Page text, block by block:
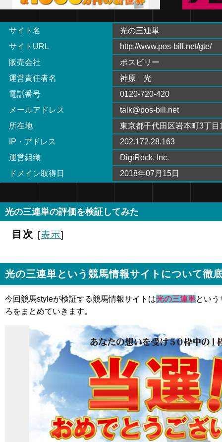
サイト名
光の三連単
サイトURL
http://www.pos-bill.net/gte/
販売会社
ポスビリー
運営責任者名
神原 光
電話番号
0120-720-420
メールアドレス
talk@pos-bill.net
所在地
東京都千代田区岩本町3丁目
IP・アドレス
202.172.28.163
運営組織
DigiRock, Inc.
ドメイン取得日
2018年07月15日
光の三連単の評価を検証してみた
目次 [表示]
光の三連単という競馬情報サイトについて徹
今回競馬styleが検証する競馬情報サイトは光の三連単とい
ろをまとめていきます。